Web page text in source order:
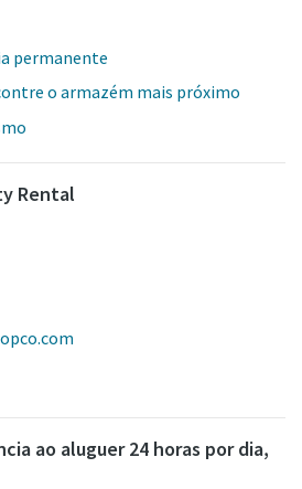
permanente
o armazém mais próximo
Rental
ao aluguer 24 horas por dia,